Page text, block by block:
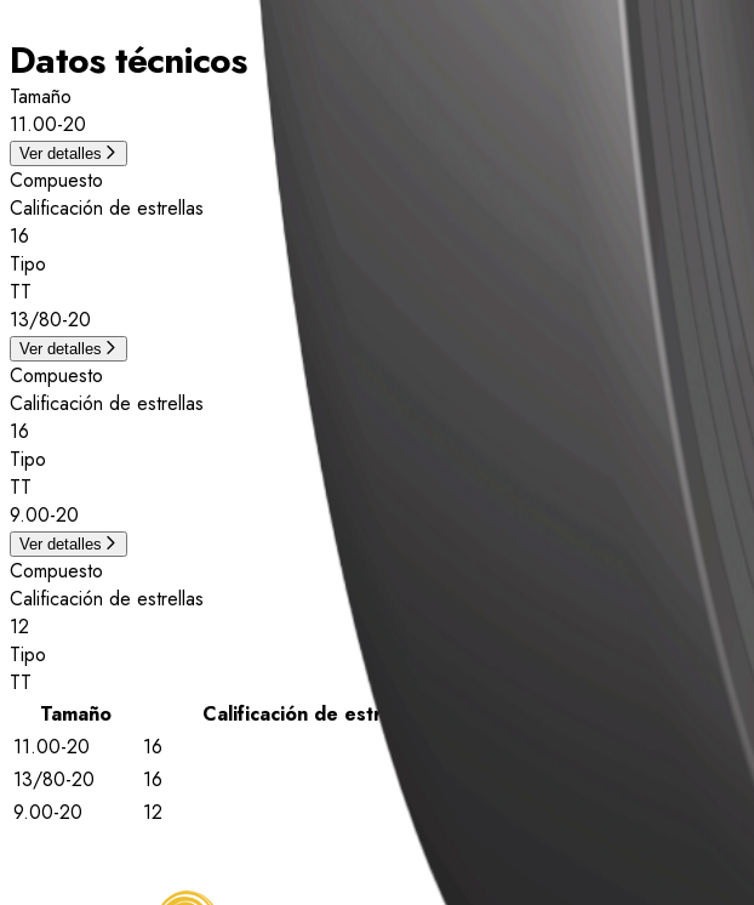
Datos técnicos
Tamaño
11.00-20
Ver detalles
Compuesto
Calificación de estrellas
16
Tipo
TT
13/80-20
Ver detalles
Compuesto
Calificación de estrellas
16
Tipo
TT
9.00-20
Ver detalles
Compuesto
Calificación de estrellas
12
Tipo
TT
Tamaño
Calificación de estrellas
11.00-20
16
13/80-20
16
9.00-20
12